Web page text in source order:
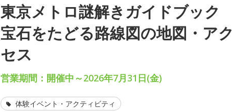
東京メトロ謎解きガイドブック
宝石をたどる路線図の地図・アク
セス
営業期間：開催中～2026年7月31日(金)
体験イベント・アクティビティ